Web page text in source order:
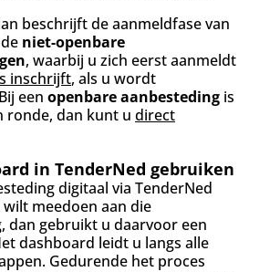
beschrijft de aanmeldfase van
niet-openbare
, waarbij u zich eerst aanmeldt
inschrijft, als u wordt
een openbare aanbesteding is
ronde, dan kunt u direct
in TenderNed gebruiken
digitaal via TenderNed
meedoen aan die
dan gebruikt u daarvoor een
dashboard leidt u langs alle
Gedurende het proces